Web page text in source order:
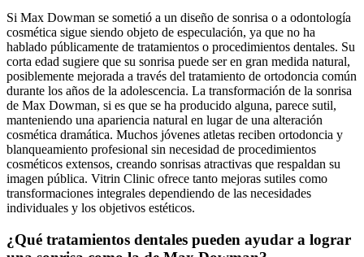
Si Max Dowman se sometió a un diseño de sonrisa o a odontología
cosmética sigue siendo objeto de especulación, ya que no ha
hablado públicamente de tratamientos o procedimientos dentales. Su
corta edad sugiere que su sonrisa puede ser en gran medida natural,
posiblemente mejorada a través del tratamiento de ortodoncia común
durante los años de la adolescencia. La transformación de la sonrisa
de Max Dowman, si es que se ha producido alguna, parece sutil,
manteniendo una apariencia natural en lugar de una alteración
cosmética dramática. Muchos jóvenes atletas reciben ortodoncia y
blanqueamiento profesional sin necesidad de procedimientos
cosméticos extensos, creando sonrisas atractivas que respaldan su
imagen pública. Vitrin Clinic ofrece tanto mejoras sutiles como
transformaciones integrales dependiendo de las necesidades
individuales y los objetivos estéticos.
¿Qué tratamientos dentales pueden ayudar a lograr